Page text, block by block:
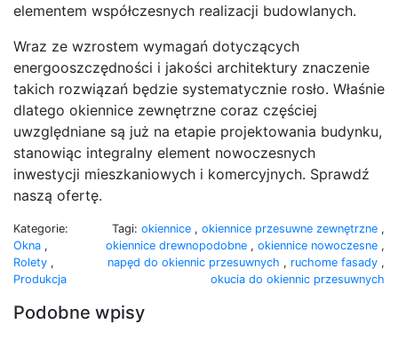
elementem współczesnych realizacji budowlanych.
Wraz ze wzrostem wymagań dotyczących
energooszczędności i jakości architektury znaczenie
takich rozwiązań będzie systematycznie rosło. Właśnie
dlatego okiennice zewnętrzne coraz częściej
uwzględniane są już na etapie projektowania budynku,
stanowiąc integralny element nowoczesnych
inwestycji mieszkaniowych i komercyjnych. Sprawdź
naszą ofertę.
Kategorie:
Okna ,
Rolety ,
Produkcja
Tagi: okiennice , okiennice przesuwne zewnętrzne ,
okiennice drewnopodobne , okiennice nowoczesne ,
napęd do okiennic przesuwnych , ruchome fasady ,
okucia do okiennic przesuwnych
Podobne wpisy